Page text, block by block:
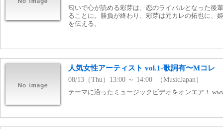
匂いで心が読める彩芽は、恋のライバルとなった後
ることに。勝負が終わり、彩芽は元カレの拓也に、
を伝える。
人気女性アーティスト vol.1-歌詞有〜Mコレ
08/13（Thu）13:00 ～ 14:00 （MusicJapan）
テーマに沿ったミュージックビデオをオンエア！